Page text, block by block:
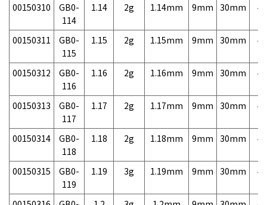
00150310
GB0-
114
1.14 2g 1.14mm 9mm 30mm
00150311
GB0-
115
1.15 2g 1.15mm 9mm 30mm
00150312
GB0-
116
1.16 2g 1.16mm 9mm 30mm
00150313
GB0-
117
1.17 2g 1.17mm 9mm 30mm
00150314
GB0-
118
1.18 2g 1.18mm 9mm 30mm
00150315
GB0-
119
1.19 3g 1.19mm 9mm 30mm